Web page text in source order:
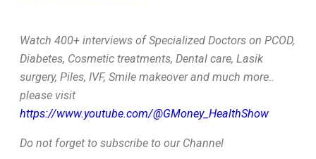
Watch 400+ interviews of Specialized Doctors on PCOD,
Diabetes, Cosmetic treatments, Dental care, Lasik
surgery, Piles, IVF, Smile makeover and much more..
please visit
https://www.youtube.com/@GMoney_HealthShow
Do not forget to subscribe to our Channel